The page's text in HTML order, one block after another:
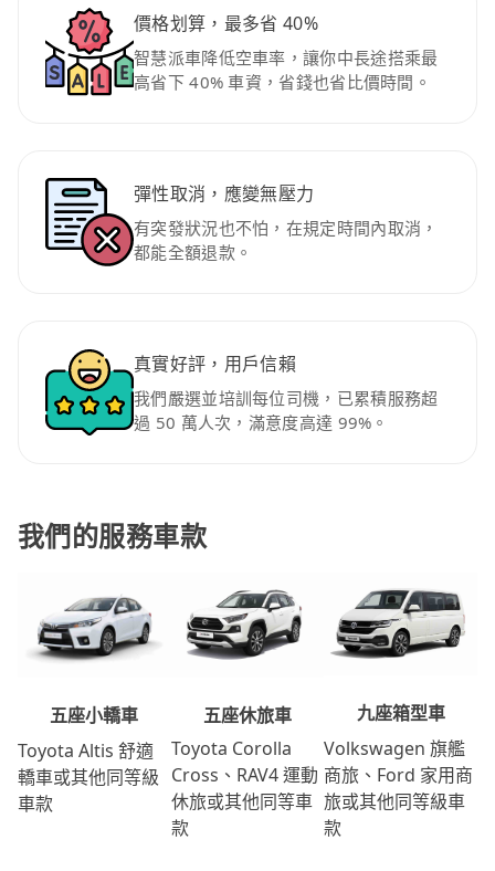
價格划算，最多省 40%
智慧派車降低空車率，讓你中長途搭乘最
高省下 40% 車資，省錢也省比價時間。
彈性取消，應變無壓力
有突發狀況也不怕，在規定時間內取消，
都能全額退款。
真實好評，用戶信賴
我們嚴選並培訓每位司機，已累積服務超
過 50 萬人次，滿意度高達 99%。
我們的服務車款
五座小轎車
Toyota Altis 舒適
轎車或其他同等級
車款
五座休旅車
Toyota Corolla
Cross、RAV4 運動
休旅或其他同等車
款
九座箱型車
Volkswagen 旗艦
商旅、Ford 家用商
旅或其他同等級車
款